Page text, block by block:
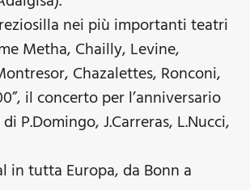
nei più importanti teatri
Metha, Chailly, Levine,
Chazalettes, Ronconi,
il concerto per l’anniversario
P.Domingo, J.Carreras, L.Nucci,
in tutta Europa, da Bonn a